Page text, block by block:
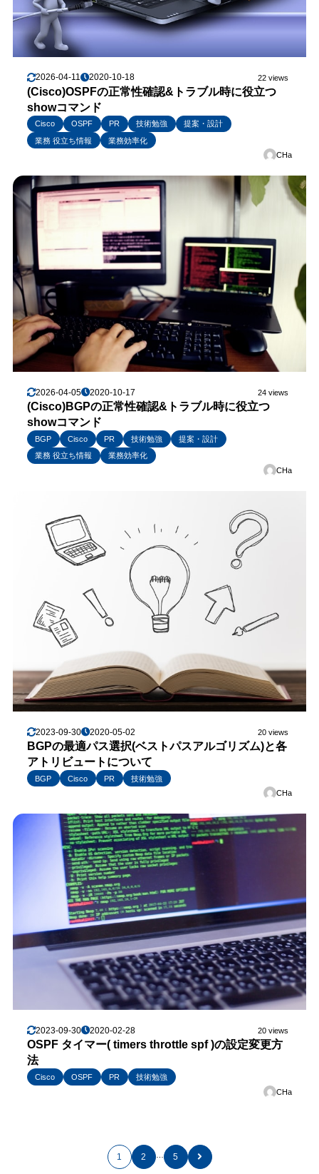
2026-04-11 2020-10-18 22 views
(Cisco)OSPFの正常性確認&トラブル時に役立つ
showコマンド
Cisco OSPF PR 技術勉強
提案・設計
業務 役立ち情報
業務効率化
CHa
2026-04-05 2020-10-17 24 views
(Cisco)BGPの正常性確認&トラブル時に役立つ
showコマンド
BGP Cisco PR 技術勉強
提案・設計
業務 役立ち情報
業務効率化
CHa
2023-09-30 2020-05-02 20 views
BGPの最適パス選択(ベストパスアルゴリズム)と各
アトリビュートについて
BGP Cisco PR
技術勉強
CHa
2023-09-30 2020-02-28 20 views
OSPF タイマー( timers throttle spf )の設定変更方
法
Cisco OSPF PR
技術勉強
CHa
1 2 … 5